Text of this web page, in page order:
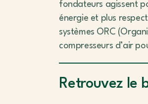
fondateurs agissent
énergie et plus
systèmes ORC
compresseurs d’air
Retrouvez le